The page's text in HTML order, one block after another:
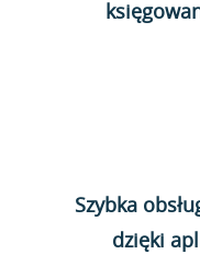
Szybka
dzięki